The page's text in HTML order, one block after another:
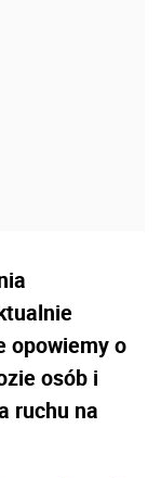
opowiemy o
osób i
ruchu na